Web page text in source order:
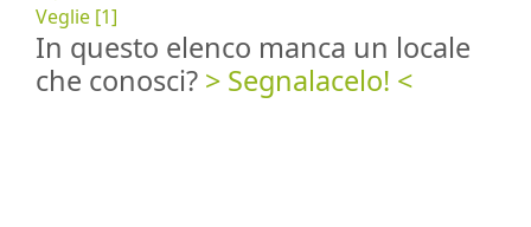
Veglie [1]
In questo elenco manca un locale
che conosci? > Segnalacelo! <